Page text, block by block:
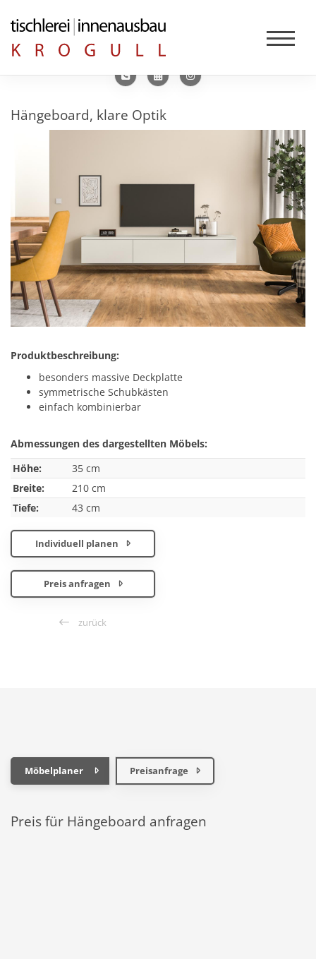
Hängeboard, klare Optik
Produktbeschreibung:
besonders massive Deckplatte
symmetrische Schubkästen
einfach kombinierbar
Abmessungen des dargestellten Möbels:
Höhe:
35 cm
Breite:
210 cm
Tiefe:
43 cm
Individuell planen
Preis anfragen
zurück
Möbelplaner Preisanfrage
Preis für Hängeboard anfragen